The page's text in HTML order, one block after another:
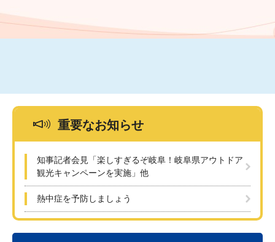
文
重要なお知らせ
知事記者会見「楽しすぎるぞ岐阜！岐阜県アウトドア
観光キャンペーンを実施」他
熱中症を予防しましょう